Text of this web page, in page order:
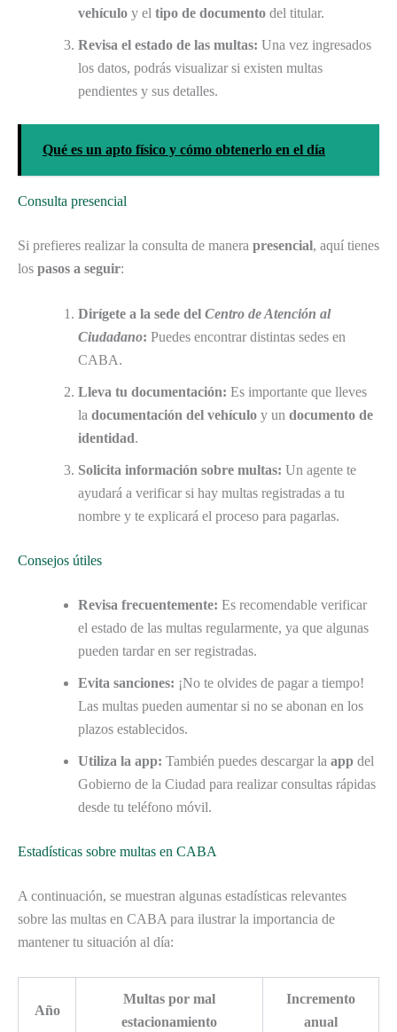
vehículo y el tipo de documento del titular.
Revisa el estado de las multas: Una vez ingresados
los datos, podrás visualizar si existen multas
pendientes y sus detalles.
Qué es un apto físico y cómo obtenerlo en el día
Consulta presencial
Si prefieres realizar la consulta de manera presencial, aquí tienes
los pasos a seguir:
Dirígete a la sede del Centro de Atención al
Ciudadano: Puedes encontrar distintas sedes en
CABA.
Lleva tu documentación: Es importante que lleves
la documentación del vehículo y un documento de
identidad.
Solicita información sobre multas: Un agente te
ayudará a verificar si hay multas registradas a tu
nombre y te explicará el proceso para pagarlas.
Consejos útiles
Revisa frecuentemente: Es recomendable verificar
el estado de las multas regularmente, ya que algunas
pueden tardar en ser registradas.
Evita sanciones: ¡No te olvides de pagar a tiempo!
Las multas pueden aumentar si no se abonan en los
plazos establecidos.
Utiliza la app: También puedes descargar la app del
Gobierno de la Ciudad para realizar consultas rápidas
desde tu teléfono móvil.
Estadísticas sobre multas en CABA
A continuación, se muestran algunas estadísticas relevantes
sobre las multas en CABA para ilustrar la importancia de
mantener tu situación al día:
Año
Multas por mal
estacionamiento
Incremento
anual